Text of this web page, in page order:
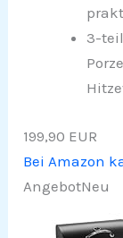
3-
199,90 EUR
Bei Amazon
AngebotNeu